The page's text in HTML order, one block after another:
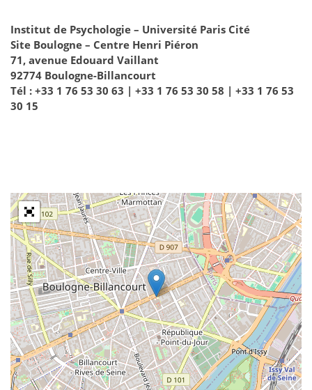
Institut de Psychologie – Université Paris Cité
Site Boulogne – Centre Henri Piéron
71, avenue Edouard Vaillant
92774 Boulogne-Billancourt
Tél : +33 1 76 53 30 63 | +33 1 76 53 30 58 | +33 1 76 53
30 15